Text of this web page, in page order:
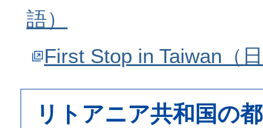
語）
First Stop in Taiwan（
リトアニア共和国の